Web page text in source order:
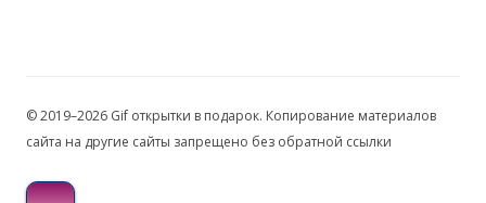
© 2019–2026 Gif открытки в подарок. Копирование материалов
сайта на другие сайты запрещено без обратной ссылки